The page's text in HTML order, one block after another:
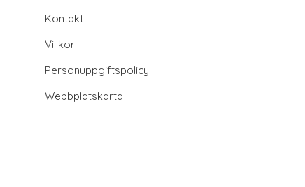
Kontakt
Villkor
Personuppgiftspolicy
Webbplatskarta